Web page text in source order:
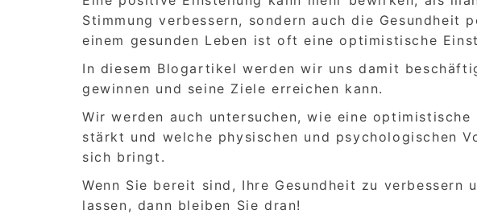
Stimmung verbessern, sondern auch die Gesundheit
einem gesunden Leben ist oft eine optimistische
In diesem Blogartikel werden wir uns damit
gewinnen und seine Ziele erreichen kann.
Wir werden auch untersuchen, wie eine optimistische
stärkt und welche physischen und psychologischen
sich bringt.
Wenn Sie bereit sind, Ihre Gesundheit zu verbessern
lassen, dann bleiben Sie dran!